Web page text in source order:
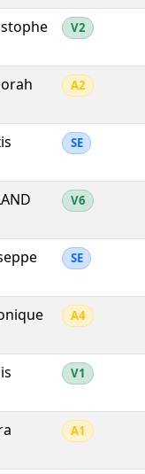
V2
A2
SE
V6
SE
A4
V1
A1